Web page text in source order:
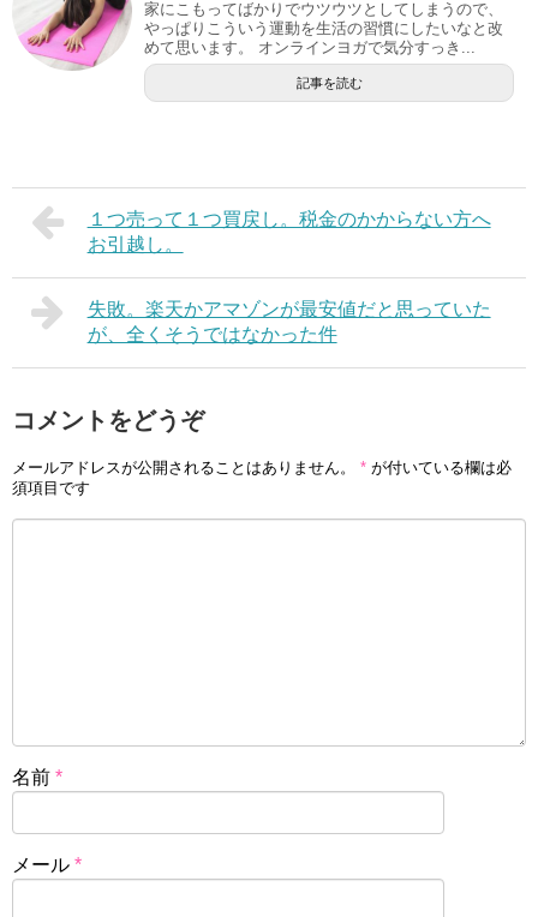
家にこもってばかりでウツウツとしてしまうので、
やっぱりこういう運動を生活の習慣にしたいなと改
めて思います。 オンラインヨガで気分すっき...
記事を読む
１つ売って１つ買戻し。税金のかからない方へ
お引越し。
失敗。楽天かアマゾンが最安値だと思っていた
が、全くそうではなかった件
コメントをどうぞ
メールアドレスが公開されることはありません。 * が付いている欄は必
須項目です
名前 *
メール *